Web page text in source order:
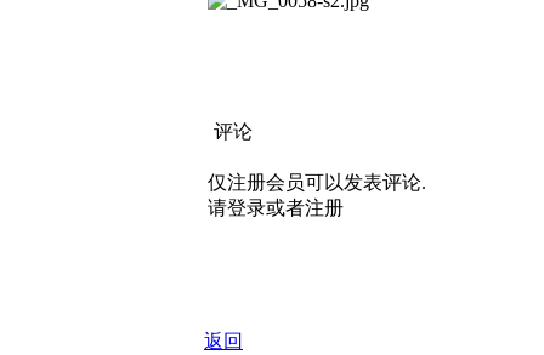
评论
仅注册会员可以发表评论.
请登录或者注册
返回